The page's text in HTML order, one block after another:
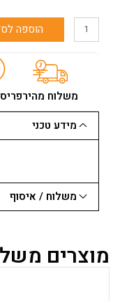
כמות
שפורפרת
הוספה
משלוח מהיר
מידע טכני
משלוח / איסוף
מוצרים